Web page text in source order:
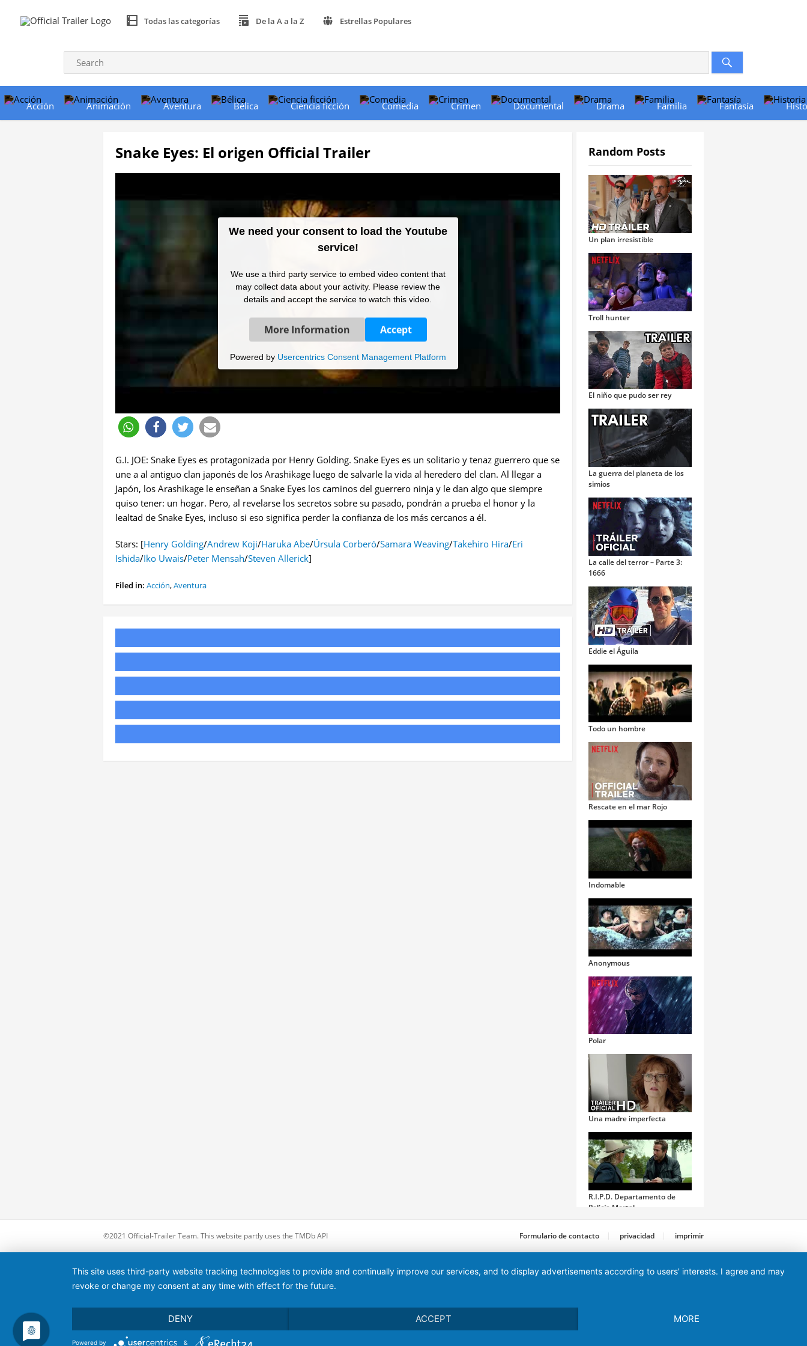
Todas las categorías De la A a la Z Estrellas Populares
Acción Animación Aventura Bélica Ciencia ficción Comedia Crimen Documental Drama Familia Fantasía
Snake Eyes: El origen Official Trailer
We need your consent to load the Youtube
service!
We use a third party service to embed video content that
may collect data about your activity. Please review the
details and accept the service to watch this video.
More Information Accept
Powered by Usercentrics Consent Management Platform
G.I. JOE: Snake Eyes es protagonizada por Henry Golding. Snake Eyes es un solitario y tenaz guerrero que se
une a al antiguo clan japonés de los Arashikage luego de salvarle la vida al heredero del clan. Al llegar a
Japón, los Arashikage le enseñan a Snake Eyes los caminos del guerrero ninja y le dan algo que siempre
quiso tener: un hogar. Pero, al revelarse los secretos sobre su pasado, pondrán a prueba el honor y la
lealtad de Snake Eyes, incluso si eso significa perder la confianza de los más cercanos a él.
Stars: [Henry Golding/Andrew Koji/Haruka Abe/Úrsula Corberó/Samara Weaving/Takehiro Hira/Eri
Ishida/Iko Uwais/Peter Mensah/Steven Allerick]
Filed in: Acción,Aventura
Random Posts
Un plan irresistible
Troll hunter
El niño que pudo ser rey
La guerra del planeta de los
simios
La calle del terror – Parte 3:
1666
Eddie el Águila
Todo un hombre
Rescate en el mar Rojo
Indomable
Anonymous
Polar
Una madre imperfecta
R.I.P.D. Departamento de
Policía Mortal
©2021 Official-Trailer Team. This website partly uses the TMDb API Formulario de contacto privacidad imprimir
This site uses third-party website tracking technologies to provide and continually improve our services, and to display advertisements according to users' interests. I agree and may
revoke or change my consent at any time with effect for the future.
DENY ACCEPT MORE
Powered by &